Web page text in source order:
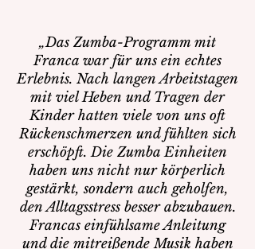
„Das Zumba-Programm mit
Franca war für uns ein echtes
Erlebnis. Nach langen Arbeitstagen
mit viel Heben und Tragen der
Kinder hatten viele von uns oft
Rückenschmerzen und fühlten sich
erschöpft. Die Zumba Einheiten
haben uns nicht nur körperlich
gestärkt, sondern auch geholfen,
den Alltagsstress besser abzubauen.
Francas einfühlsame Anleitung
und die mitreißende Musik haben